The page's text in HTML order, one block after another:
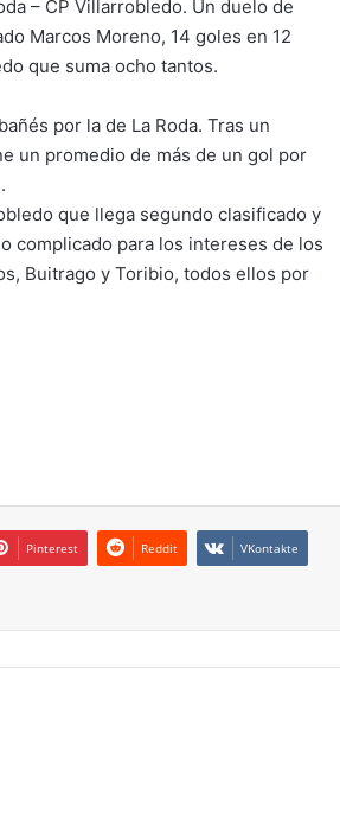
– CP Villarrobledo. Un duelo de
Marcos Moreno, 14 goles en 12
que suma ocho tantos.
por la de La Roda. Tras un
un promedio de más de un gol por
que llega segundo clasificado y
complicado para los intereses de los
Buitrago y Toribio, todos ellos por
Pinterest Reddit VKontakte